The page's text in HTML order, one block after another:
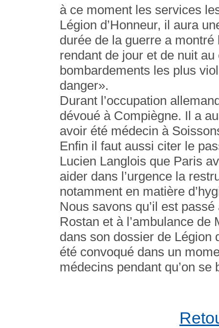
à ce moment les services
Légion d’Honneur, il aura
durée de la guerre a
rendant de jour et de nuit
bombardements les plus
danger».
Durant l’occupation
dévoué à Compiègne. Il a
avoir été médecin à
Enfin il faut aussi citer le
Lucien Langlois que Paris
aider dans l’urgence la
notamment en matière
Nous savons qu’il est
Rostan et à l’ambulance
dans son dossier de Légion
été convoqué dans un
médecins pendant qu’on